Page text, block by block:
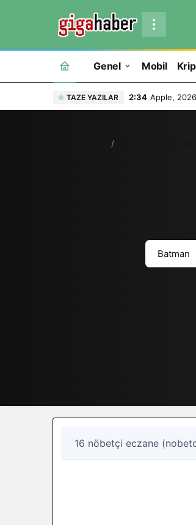
Genel Mobil
TAZE YAZILAR 2:34 Apple, 2026
16 nöbetçi eczane